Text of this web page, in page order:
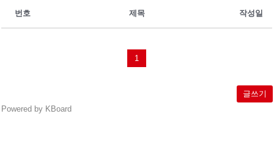
번호 제목 작성일
1
글쓰기
Powered by KBoard